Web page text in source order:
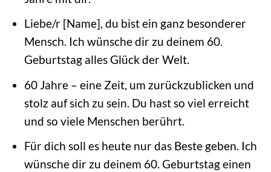
Liebe/r [Name], du bist ein ganz besonderer
Mensch. Ich wünsche dir zu deinem 60.
Geburtstag alles Glück der Welt.
60 Jahre – eine Zeit, um zurückzublicken und
stolz auf sich zu sein. Du hast so viel erreicht
und so viele Menschen berührt.
Für dich soll es heute nur das Beste geben. Ich
wünsche dir zu deinem 60. Geburtstag einen